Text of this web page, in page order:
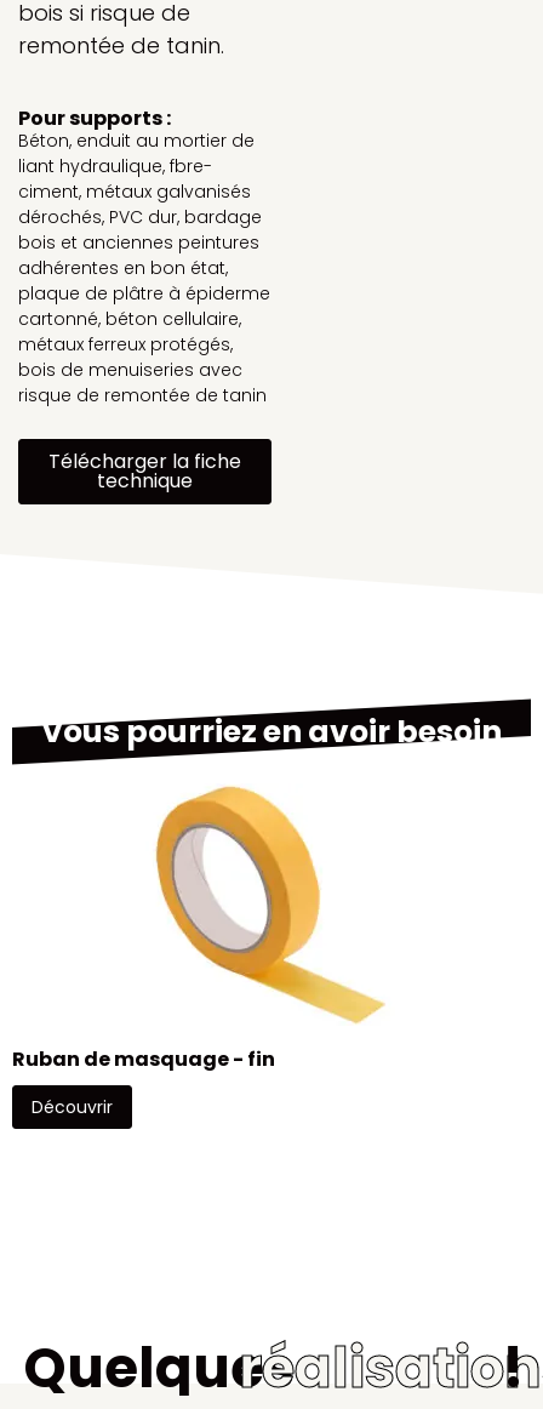
bois si risque de
remontée de tanin.
Pour supports :
Béton, enduit au mortier de
liant hydraulique, fbre-
ciment, métaux galvanisés
dérochés, PVC dur, bardage
bois et anciennes peintures
adhérentes en bon état,
plaque de plâtre à épiderme
cartonné, béton cellulaire,
métaux ferreux protégés,
bois de menuiseries avec
risque de remontée de tanin
Télécharger la fiche
technique
Vous pourriez en avoir besoin
Ruban de masquage - fin
Découvrir
Quelques !